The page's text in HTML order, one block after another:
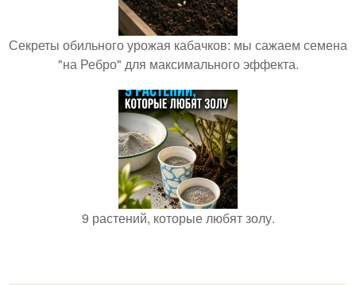
Секреты обильного урожая кабачков: мы сажаем семена
"на Ребро" для максимального эффекта.
9 растений, которые любят золу.